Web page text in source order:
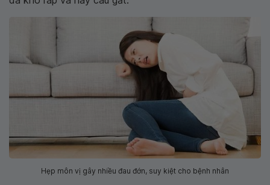
Hẹp môn vị gây nhiều đau đớn, suy kiệt cho bệnh nhân